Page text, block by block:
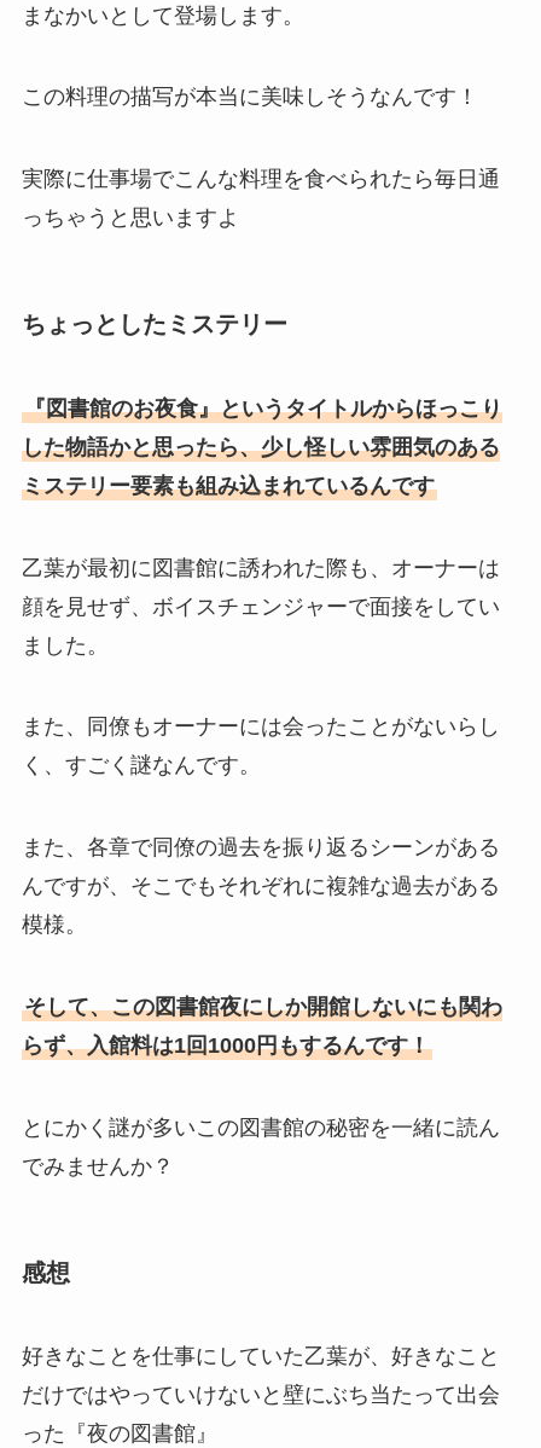
まなかいとして登場します。
この料理の描写が本当に美味しそうなんです！
実際に仕事場でこんな料理を食べられたら毎日通
っちゃうと思いますよ
ちょっとしたミステリー
『図書館のお夜食』というタイトルからほっこり
した物語かと思ったら、少し怪しい雰囲気のある
ミステリー要素も組み込まれているんです
乙葉が最初に図書館に誘われた際も、オーナーは
顔を見せず、ボイスチェンジャーで面接をしてい
ました。
また、同僚もオーナーには会ったことがないらし
く、すごく謎なんです。
また、各章で同僚の過去を振り返るシーンがある
んですが、そこでもそれぞれに複雑な過去がある
模様。
そして、この図書館夜にしか開館しないにも関わ
らず、入館料は1回1000円もするんです！
とにかく謎が多いこの図書館の秘密を一緒に読ん
でみませんか？
感想
好きなことを仕事にしていた乙葉が、好きなこと
だけではやっていけないと壁にぶち当たって出会
った『夜の図書館』